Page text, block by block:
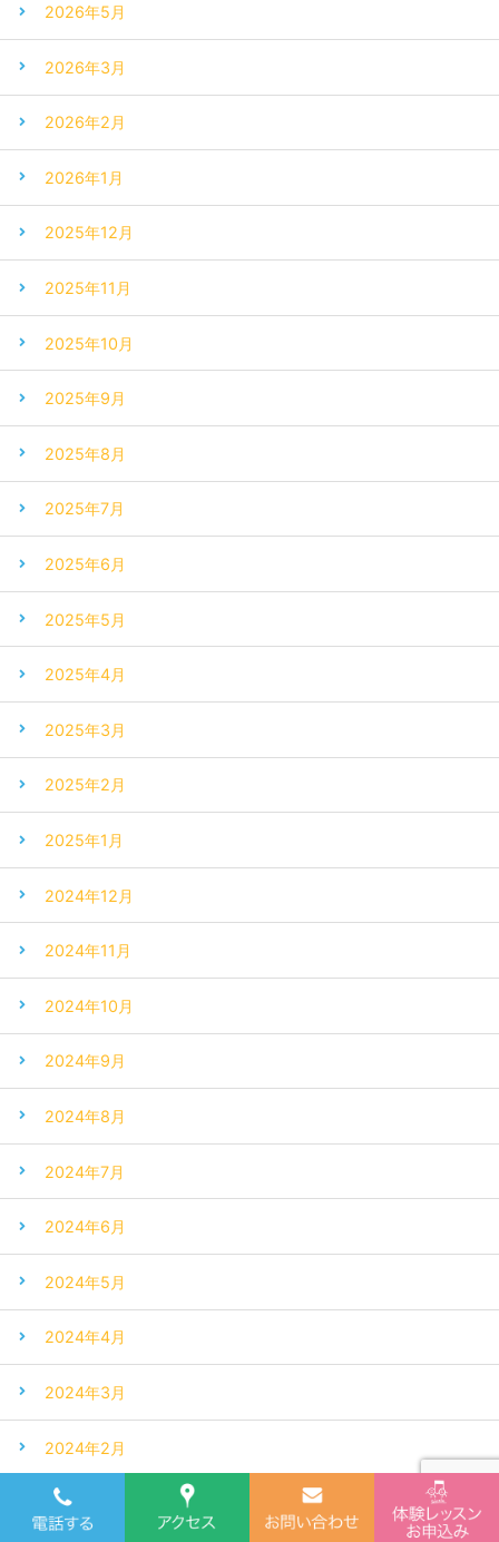
2026年5月
2026年3月
2026年2月
2026年1月
2025年12月
2025年11月
2025年10月
2025年9月
2025年8月
2025年7月
2025年6月
2025年5月
2025年4月
2025年3月
2025年2月
2025年1月
2024年12月
2024年11月
2024年10月
2024年9月
2024年8月
2024年7月
2024年6月
2024年5月
2024年4月
2024年3月
2024年2月
2024年1月